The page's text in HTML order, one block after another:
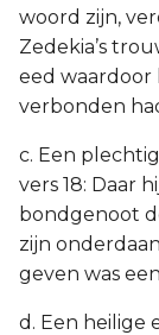
woord zijn,
Zedekia’s
eed waardoor
verbonden
c. Een
vers 18: Daar
bondgenoot
zijn
geven was
d. Een heilige